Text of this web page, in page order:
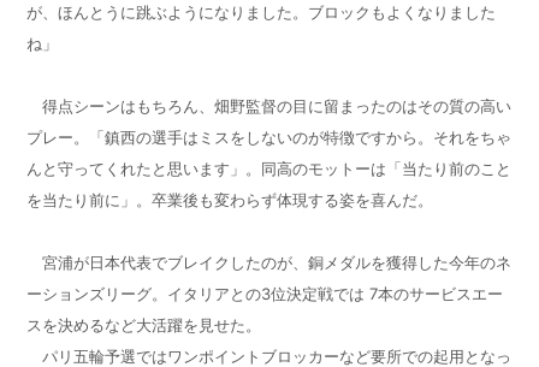
が、ほんとうに跳ぶようになりました。ブロックもよくなりました
ね」
得点シーンはもちろん、畑野監督の目に留まったのはその質の高い
プレー。「鎮西の選手はミスをしないのが特徴ですから。それをちゃ
んと守ってくれたと思います」。同高のモットーは「当たり前のこと
を当たり前に」。卒業後も変わらず体現する姿を喜んだ。
宮浦が日本代表でブレイクしたのが、銅メダルを獲得した今年のネ
ーションズリーグ。イタリアとの3位決定戦では7本のサービスエー
スを決めるなど大活躍を見せた。
パリ五輪予選ではワンポイントブロッカーなど要所での起用となっ